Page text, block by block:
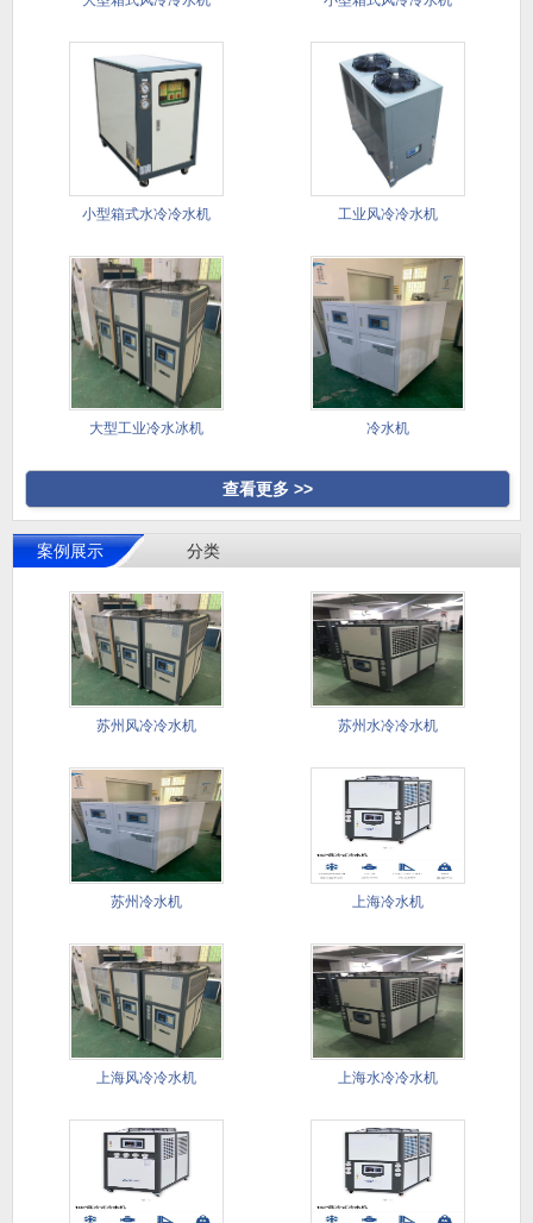
小型箱式水冷冷水机 工业风冷冷水机
大型工业冷水冰机 冷水机
查看更多 >>
案例展示 分类
苏州风冷冷水机 苏州水冷冷水机
苏州冷水机 上海冷水机
上海风冷冷水机 上海水冷冷水机